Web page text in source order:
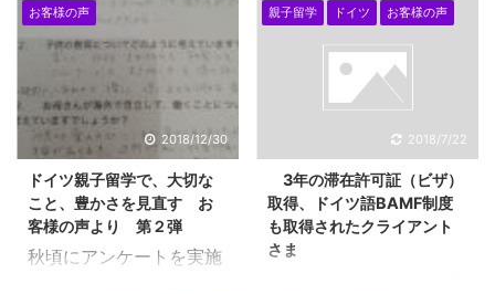
お客様の声
2018/12/30
ドイツ親子留学で、大切な
こと、豊かさを見直す お
客様の声より 第２弾
秋頃にアンケートを実施
親子留学 ドイツ お客様の声
2018/7/22
3年の滞在許可証（ビザ）
取得、ドイツ語BAMF制度
も取得されたクライアント
さま